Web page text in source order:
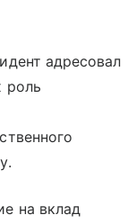
адресовал
роль
на вклад